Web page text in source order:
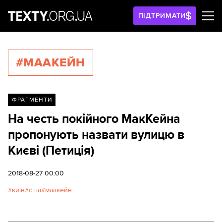
ПІДТРИМАТИ
#МААКЕЙН
ФРАГМЕНТИ
На честь покійного МакКейна
пропонують назвати вулицю в
Києві (Петиція)
2018-08-27 00:00
київ сша маакейн